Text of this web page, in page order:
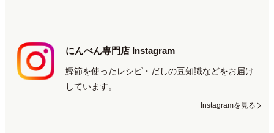
にんべん専門店 Instagram
鰹節を使ったレシピ・だしの豆知識などをお届け
しています。
Instagramを見る